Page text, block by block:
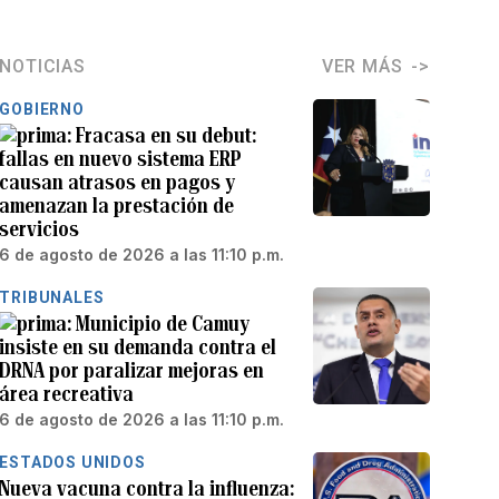
NOTICIAS VER MÁS
GOBIERNO
Fracasa en su debut:
fallas en nuevo sistema ERP
causan atrasos en pagos y
amenazan la prestación de
servicios
6 de agosto de 2026 a las 11:10 p.m.
TRIBUNALES
Municipio de Camuy
insiste en su demanda contra el
DRNA por paralizar mejoras en
área recreativa
6 de agosto de 2026 a las 11:10 p.m.
ESTADOS UNIDOS
Nueva vacuna contra la influenza: